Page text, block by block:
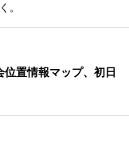
。
位置情報マップ、初日